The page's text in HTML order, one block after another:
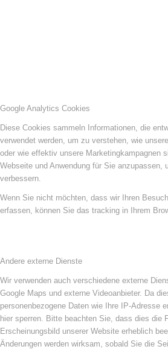
Google Analytics Cookies
Diese Cookies sammeln Informationen, die
verwendet werden, um zu verstehen, wie
oder wie effektiv unsere Marketingkampagnen
Webseite und Anwendung für Sie anzupassen,
verbessern.
Wenn Sie nicht möchten, dass wir Ihren
erfassen, können Sie das tracking in Ihrem
Andere externe Dienste
Wir verwenden auch verschiedene externe
Google Maps und externe Videoanbieter. Da
personenbezogene Daten wie Ihre IP-Adresse
hier sperren. Bitte beachten Sie, dass dies die
Erscheinungsbild unserer Website erheblich
Änderungen werden wirksam, sobald Sie die